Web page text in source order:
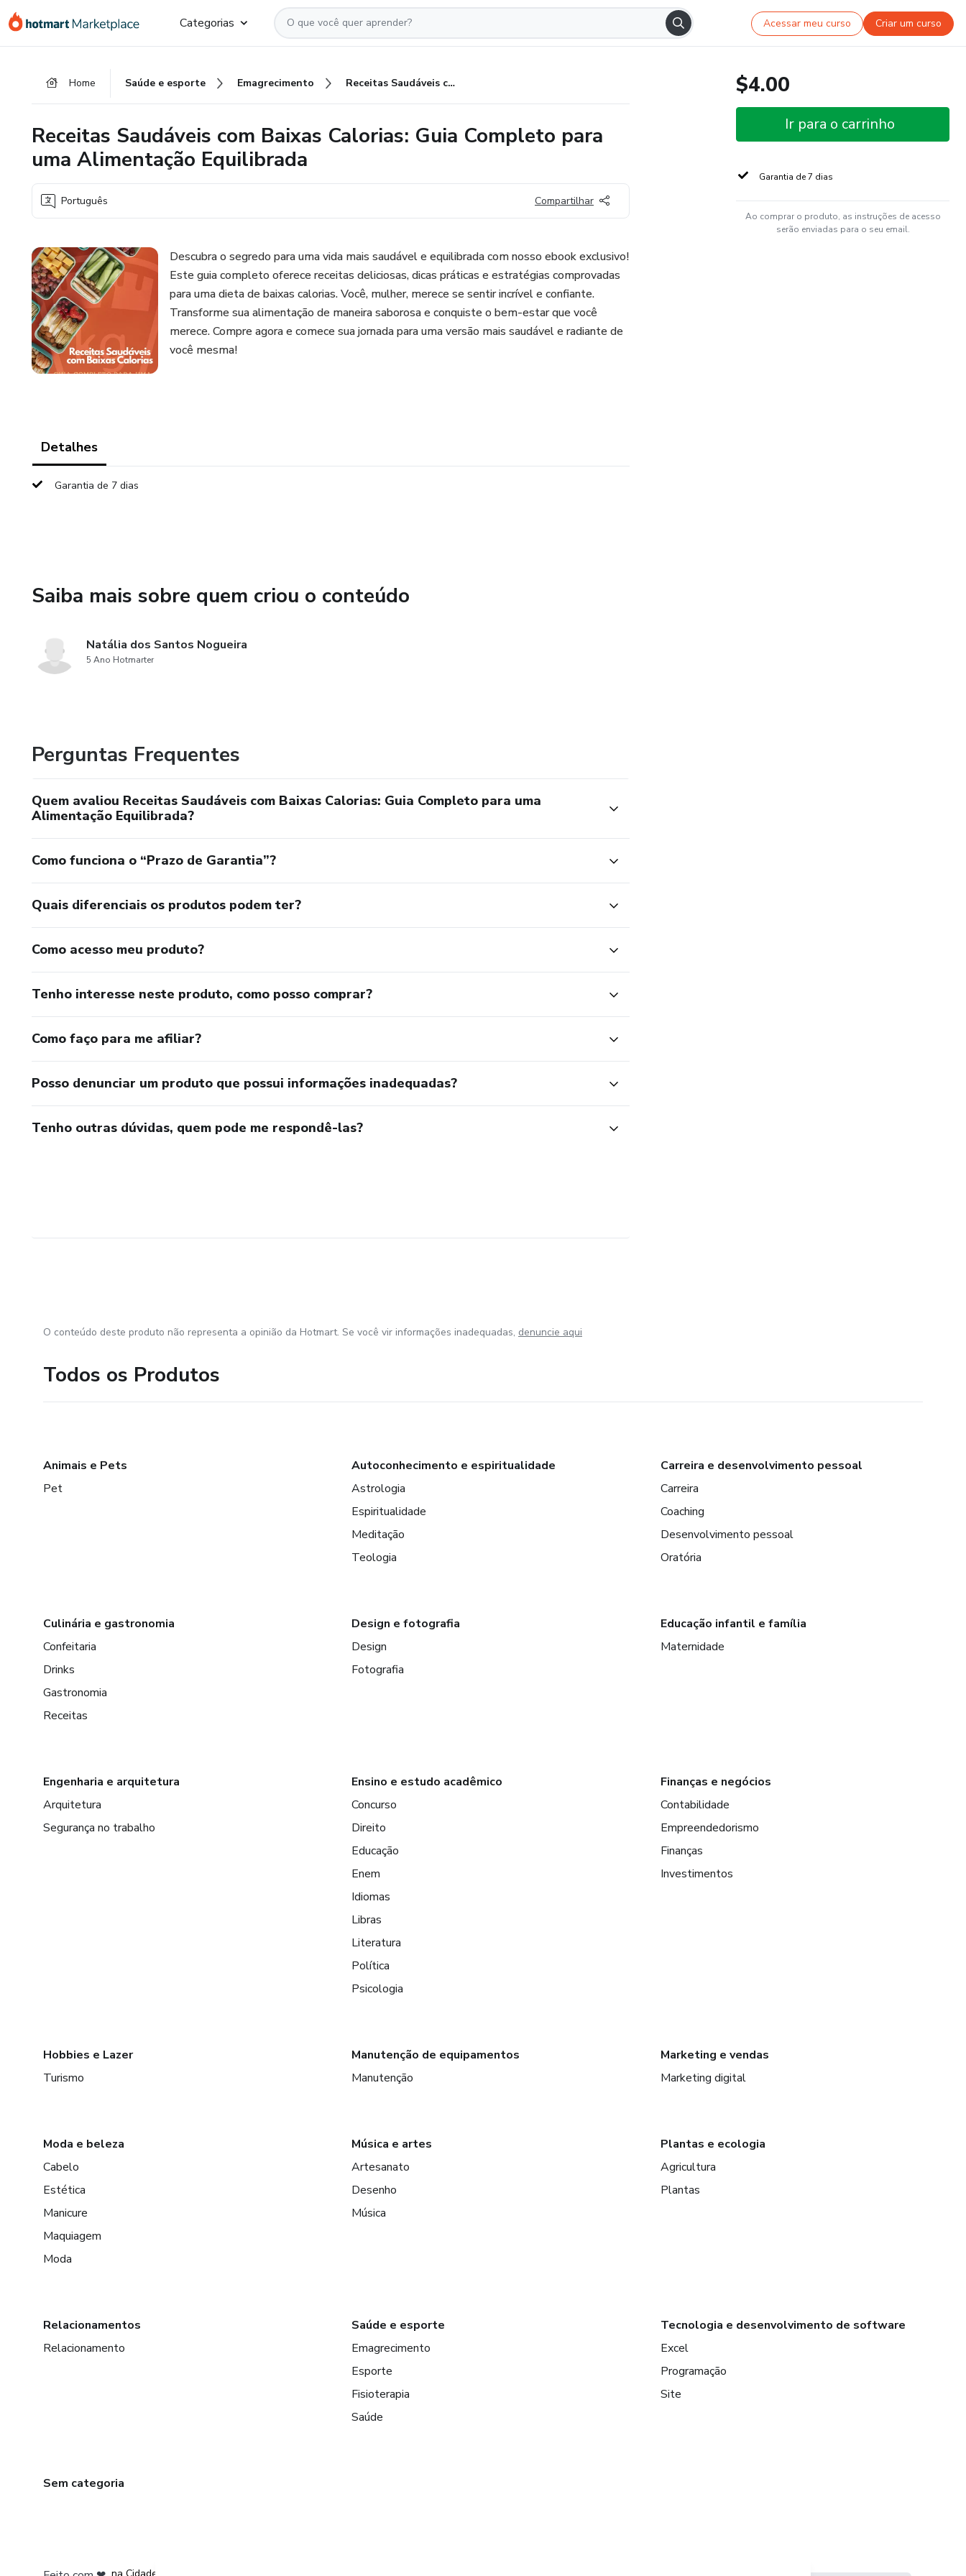
para
para
para
Categorias Acessar meu curso Criar um curso
Home Saúde e esporte Emagrecimento Receitas Saudáveis com Baixas Calorias: Guia Completo para uma Alimentação Equilibrada
Receitas Saudáveis com Baixas Calorias: Guia Completo para
uma Alimentação Equilibrada
Português Compartilhar
Descubra o segredo para uma vida mais saudável e equilibrada com nosso ebook exclusivo!
Este guia completo oferece receitas deliciosas, dicas práticas e estratégias comprovadas
para uma dieta de baixas calorias. Você, mulher, merece se sentir incrível e confiante.
Transforme sua alimentação de maneira saborosa e conquiste o bem-estar que você
merece. Compre agora e comece sua jornada para uma versão mais saudável e radiante de
você mesma!
Detalhes
Garantia de 7 dias
Saiba mais sobre quem criou o conteúdo
Natália dos Santos Nogueira
5 Ano Hotmarter
Perguntas Frequentes
Quem avaliou Receitas Saudáveis com Baixas Calorias: Guia Completo para uma
Alimentação Equilibrada?
Como funciona o “Prazo de Garantia”?
Quais diferenciais os produtos podem ter?
Como acesso meu produto?
Tenho interesse neste produto, como posso comprar?
Como faço para me afiliar?
Posso denunciar um produto que possui informações inadequadas?
Tenho outras dúvidas, quem pode me respondê-las?
$4.00
Ir para o carrinho
Garantia de 7 dias
Ao comprar o produto, as instruções de acesso
serão enviadas para o seu email.
O conteúdo deste produto não representa a opinião da Hotmart. Se você vir informações inadequadas, denuncie aqui
Todos os Produtos
Animais e Pets
Pet
Autoconhecimento e espiritualidade
Astrologia
Espiritualidade
Meditação
Teologia
Carreira e desenvolvimento pessoal
Carreira
Coaching
Desenvolvimento pessoal
Oratória
Culinária e gastronomia
Confeitaria
Drinks
Gastronomia
Receitas
Design e fotografia
Design
Fotografia
Educação infantil e família
Maternidade
Engenharia e arquitetura
Arquitetura
Segurança no trabalho
Ensino e estudo acadêmico
Concurso
Direito
Educação
Enem
Idiomas
Libras
Literatura
Política
Psicologia
Finanças e negócios
Contabilidade
Empreendedorismo
Finanças
Investimentos
Hobbies e Lazer
Turismo
Manutenção de equipamentos
Manutenção
Marketing e vendas
Marketing digital
Moda e beleza
Cabelo
Estética
Manicure
Maquiagem
Moda
Música e artes
Artesanato
Desenho
Música
Plantas e ecologia
Agricultura
Plantas
Relacionamentos
Relacionamento
Saúde e esporte
Emagrecimento
Esporte
Fisioterapia
Saúde
Tecnologia e desenvolvimento de software
Excel
Programação
Site
Sem categoria
na Cidade do México